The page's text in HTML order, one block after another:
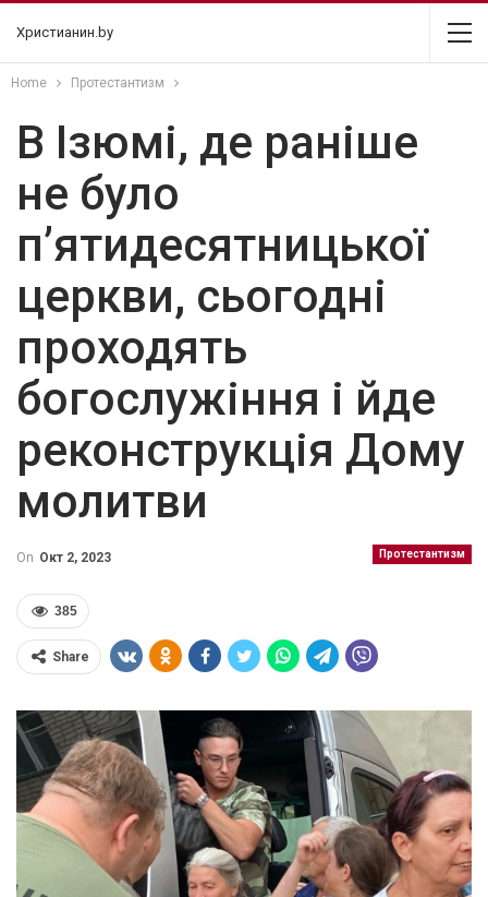
Христианин.by
Home Протестантизм
В Ізюмі, де раніше
не було
п’ятидесятницької
церкви, сьогодні
проходять
богослужіння і йде
реконструкція Дому
молитви
Протестантизм
On Окт 2, 2023
385
Share